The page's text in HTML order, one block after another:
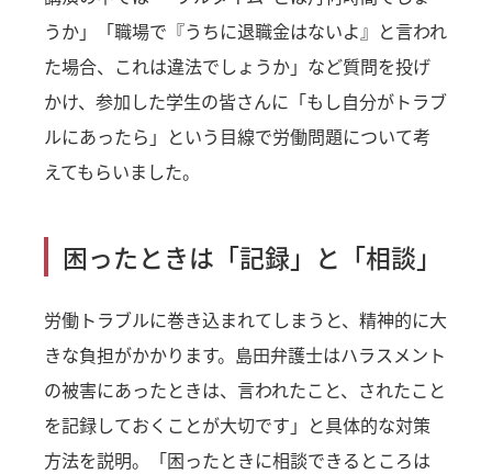
うか」「職場で『うちに退職金はないよ』と言われ
た場合、これは違法でしょうか」など質問を投げ
かけ、参加した学生の皆さんに「もし自分がトラブ
ルにあったら」という目線で労働問題について考
えてもらいました。
困ったときは「記録」と「相談」
労働トラブルに巻き込まれてしまうと、精神的に大
きな負担がかかります。島田弁護士はハラスメント
の被害にあったときは、言われたこと、されたこと
を記録しておくことが大切です」と具体的な対策
方法を説明。「困ったときに相談できるところは